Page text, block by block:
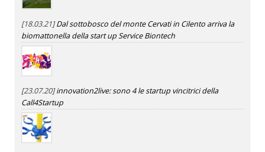
[18.03.21]Dal sottobosco del monte Cervati in Cilento arriva la
biomattonella della start up Service Biontech
[23.07.20]innovation2live: sono 4 le startup vincitrici della
Call4Startup